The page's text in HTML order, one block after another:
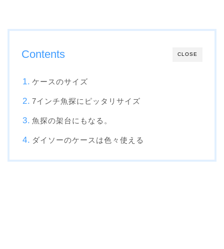
CLOSE
Contents
ケースのサイズ
7インチ魚探にピッタリサイズ
魚探の架台にもなる。
ダイソーのケースは色々使える